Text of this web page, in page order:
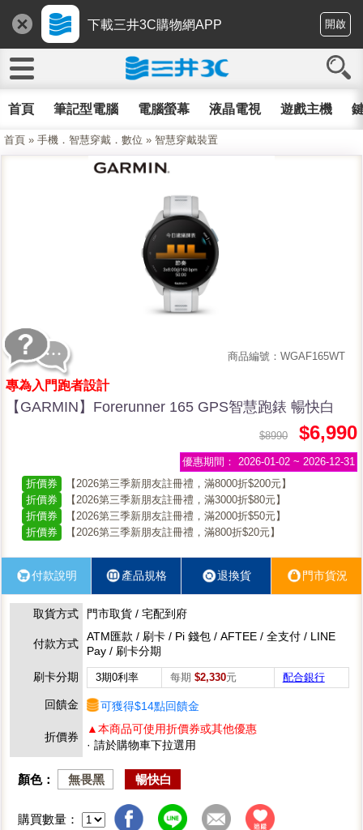
下載三井3C購物網APP 開啟
首頁 筆記型電腦 電腦螢幕 液晶電視 遊戲主機
首頁 » 手機．智慧穿戴．數位 » 智慧穿戴裝置
商品編號：WGAF165WT
專為入門跑者設計
【GARMIN】Forerunner 165 GPS智慧跑錶 暢快白
$8990 $6,990
優惠期間： 2026-01-02 ~ 2026-12-31
折價券
【2026第三季新朋友註冊禮，滿8000折$200元】
折價券
【2026第三季新朋友註冊禮，滿3000折$80元】
折價券
【2026第三季新朋友註冊禮，滿2000折$50元】
折價券
【2026第三季新朋友註冊禮，滿800折$20元】
付款說明 產品規格 退換貨 門市貨況
取貨方式 門市取貨 / 宅配到府
付款方式
ATM匯款 / 刷卡 / Pi 錢包 / AFTEE / 全支付 / LINE
Pay / 刷卡分期
刷卡分期
3期0利率 每期 $2,330元 配合銀行
回饋金 可獲得$14點回饋金
折價券
▲本商品可使用折價券或其他優惠
· 請於購物車下拉選用
顏色： 無畏黑 暢快白
購買數量：